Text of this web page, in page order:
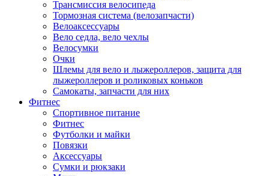
Трансмиссия велосипеда
Тормозная система (велозапчасти)
Велоаксессуары
Вело седла, вело чехлы
Велосумки
Очки
Шлемы для вело и лыжероллеров, защита для
лыжероллеров и роликовых коньков
Самокаты, запчасти для них
Фитнес
Спортивное питание
Фитнес
Футболки и майки
Повязки
Аксессуары
Сумки и рюкзаки